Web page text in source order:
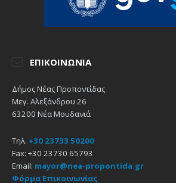
ΕΠΙΚΟΙΝΩΝΊΑ
Δήμος Νέας Προποντίδας
Μεγ. Αλεξάνδρου 26
63200 Νέα Μουδανιά
Τηλ. +30 23733 50200
Fax: +30 23730 65793
Email: mayor@nea-propontida.gr
Φόρμα Επικοινωνίας